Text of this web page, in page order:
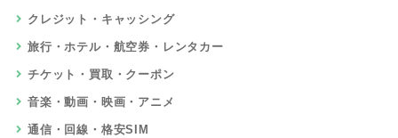
クレジット・キャッシング
旅行・ホテル・航空券・レンタカー
チケット・買取・クーポン
音楽・動画・映画・アニメ
通信・回線・格安SIM